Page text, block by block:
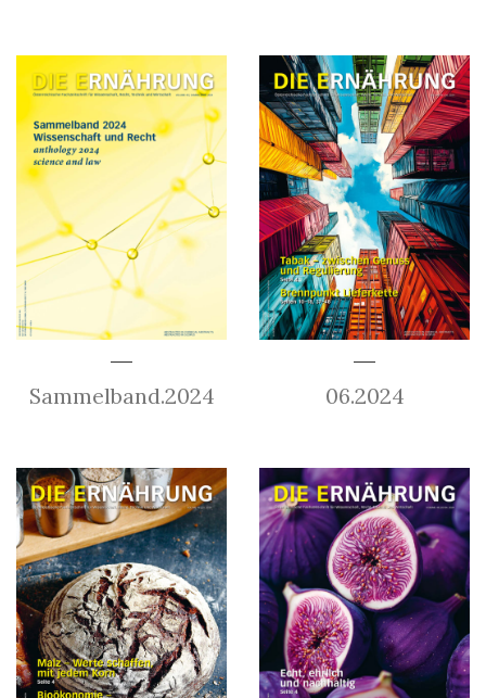
Sammelband.2024 06.2024